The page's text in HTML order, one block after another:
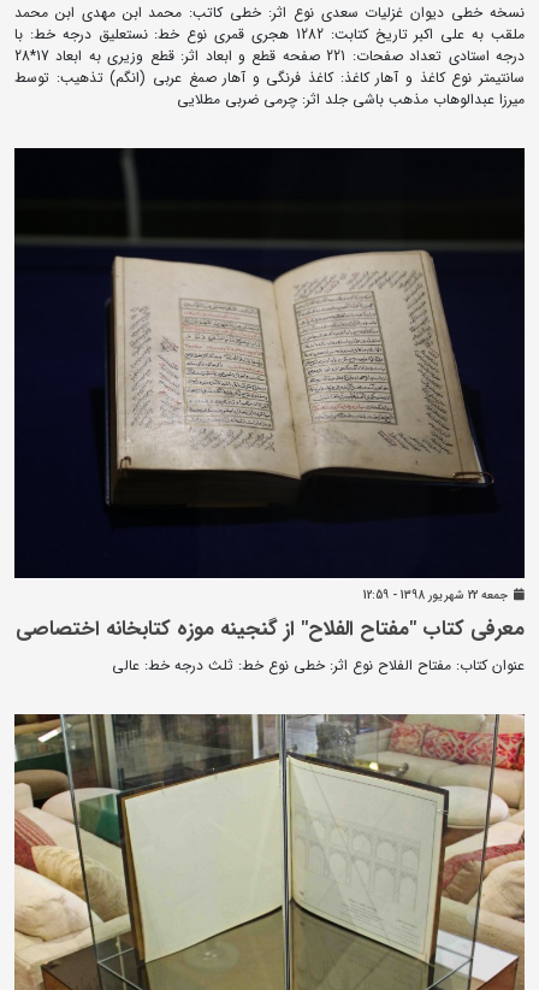
نسخه خطی دیوان غزلیات سعدی نوع اثر: خطی کاتب: محمد ابن مهدی ابن محمد
ملقب به علی اکبر تاریخ کتابت: 1282 هجری قمری نوع خط: نستعلیق درجه خط: با
درجه استادی تعداد صفحات: 221 صفحه قطع و ابعاد اثر: قطع وزیری به ابعاد 17*28
سانتیمتر نوع کاغذ و آهار کاغذ: کاغذ فرنگی و آهار صمغ عربی (انگم) تذهیب: توسط
میرزا عبدالوهاب مذهب باشی جلد اثر: چرمی ضربی مطلایی
جمعه 22 شهريور 1398 - 12:59
معرفی کتاب "مفتاح الفلاح" از گنجینه موزه کتابخانه اختصاصی
عنوان کتاب: مفتاح الفلاح نوع اثر: خطی نوع خط: ثلث درجه خط: عالی